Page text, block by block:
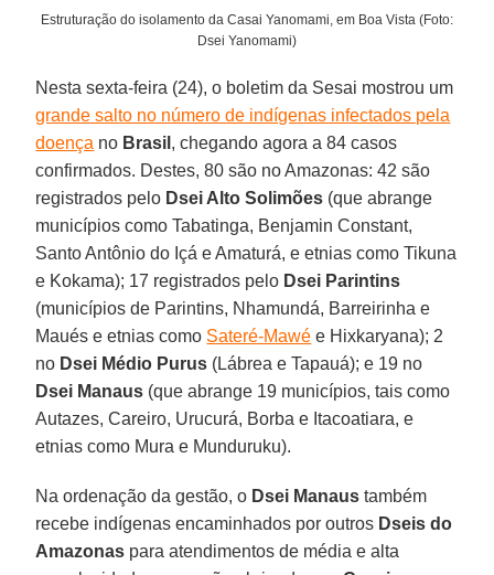
Estruturação do isolamento da Casai Yanomami, em Boa Vista (Foto:
Dsei Yanomami)
Nesta sexta-feira (24), o boletim da Sesai mostrou um
grande salto no número de indígenas infectados pela
doença no Brasil , chegando agora a 84 casos
confirmados. Destes, 80 são no Amazonas: 42 são
registrados pelo Dsei Alto Solimões (que abrange
municípios como Tabatinga, Benjamin Constant,
Santo Antônio do Içá e Amaturá, e etnias como Tikuna
e Kokama); 17 registrados pelo Dsei Parintins
(municípios de Parintins, Nhamundá, Barreirinha e
Maués e etnias como Sateré-Mawé e Hixkaryana); 2
no Dsei Médio Purus (Lábrea e Tapauá); e 19 no
Dsei Manaus (que abrange 19 municípios, tais como
Autazes, Careiro, Urucurá, Borba e Itacoatiara, e
etnias como Mura e Munduruku).
Na ordenação da gestão, o Dsei Manaus também
recebe indígenas encaminhados por outros Dseis do
Amazonas para atendimentos de média e alta